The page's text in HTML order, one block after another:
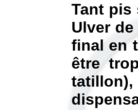
Tant pis
Ulver
final en
être